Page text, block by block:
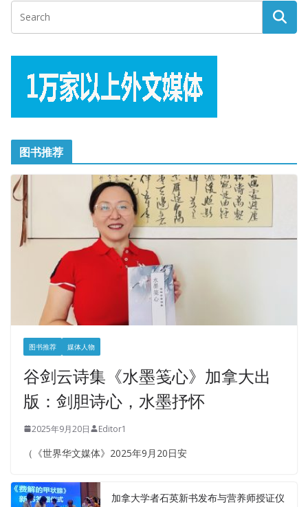
图书推荐
图书推荐 媒体人物
谷剑云诗集《水墨笺心》加拿大出
版：剑胆诗心，水墨抒怀
2025年9月20日 Editor1
（《世界华文媒体》2025年9月20日安
加拿大学者石英新书发布与营养师授证仪